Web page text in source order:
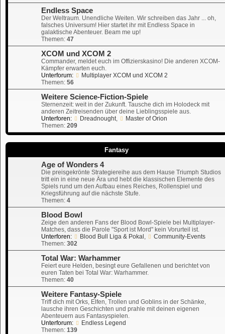
Endless Space
Der Weltraum. Unendliche Weiten. Wir schreiben das Jahr ... oh,
falsches Universum! Hier startet ihr mit Endless Space in
galaktische Abenteuer. Beam me up!
Themen: 47
XCOM und XCOM 2
Commander, meldet euch im Offizierskasino! Die anderen XCOM-
Kämpfer erwarten euch.
Unterforum:
Multiplayer XCOM und XCOM 2
Themen: 56
Weitere Science-Fiction-Spiele
Sternenzeit: weit in der Zukunft. Tausche dich im Holodeck mit
anderen Zeitreisenden über deine Lieblingsspiele aus.
Unterforen:
Dreadnought,
Master of Orion
Themen: 209
Fantasy
Age of Wonders 4
Die preisgekrönte Strategiereihe aus dem Hause Triumph Studios
tritt ein in eine neue Ära und hebt die klassischen Elemente des
Spiels rund um den Aufbau eines Reiches, Rollenspiel und
Kriegsführung auf die nächste Stufe.
Themen: 4
Blood Bowl
Zeige den anderen Fans der Blood Bowl-Spiele bei Multiplayer-
Matches, dass die Parole "Sport ist Mord" kein Vorurteil ist.
Unterforen:
Blood Bull Liga & Pokal ,
Community-Events
Themen: 302
Total War: Warhammer
Feiert eure Helden, besingt eure Gefallenen und berichtet von
euren Taten bei Total War: Warhammer.
Themen: 40
Weitere Fantasy-Spiele
Triff dich mit Orks, Elfen, Trollen und Goblins in der Schänke,
lausche ihren Geschichten und prahle mit deinen eigenen
Abenteuern aus Fantasyspielen.
Unterforum:
Endless Legend
Themen: 139